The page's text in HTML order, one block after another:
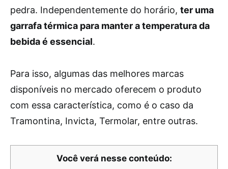
pedra. Independentemente do horário, ter uma
garrafa térmica para manter a temperatura da
bebida é essencial.
Para isso, algumas das melhores marcas
disponíveis no mercado oferecem o produto
com essa característica, como é o caso da
Tramontina, Invicta, Termolar, entre outras.
Você verá nesse conteúdo: